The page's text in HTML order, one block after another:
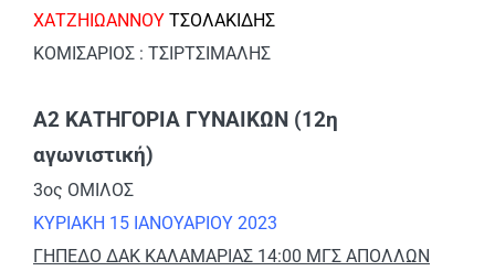
ΧΑΤΖΗΙΩΑΝΝΟΥ ΤΣΟΛΑΚΙΔΗΣ
ΚΟΜΙΣΑΡΙΟΣ : ΤΣΙΡΤΣΙΜΑΛΗΣ
Α2 ΚΑΤΗΓΟΡΙΑ ΓΥΝΑΙΚΩΝ (12η
αγωνιστική)
3ος ΟΜΙΛΟΣ
ΚΥΡΙΑΚΗ 15 ΙΑΝΟΥΑΡΙΟΥ 2023
ΓΗΠΕΔΟ ΔΑΚ ΚΑΛΑΜΑΡΙΑΣ 14:00 ΜΓΣ ΑΠΟΛΛΩΝ